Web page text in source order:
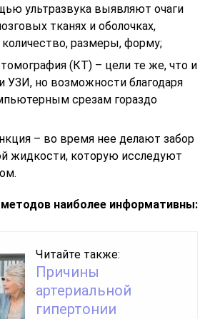
ультразвука выявляют очаги
тканях и оболочках,
размеры, форму;
(КТ) – цели те же, что и
УЗИ, но возможности благодаря
срезам гораздо
– во время нее делают забор
жидкости, которую исследуют
наиболее информативны:
Читайте также:
Причины
артериальной
гипертонии